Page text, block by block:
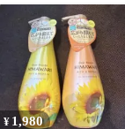
ショナー リッチ&リペ
¥ 1,980